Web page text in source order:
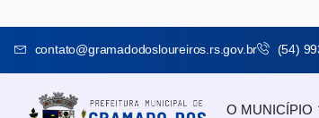
contato@gramadodosloureiros.rs.gov.br (54)
O MUNICÍPIO